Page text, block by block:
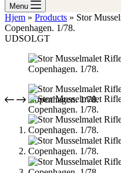
Menu
Hjem » Products » Stor
Copenhagen. 1/78.
UDSOLGT